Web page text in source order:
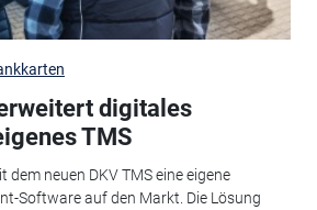
digitales
TMS
dem neuen DKV TMS eine eigene
Software auf den Markt. Die Lösung